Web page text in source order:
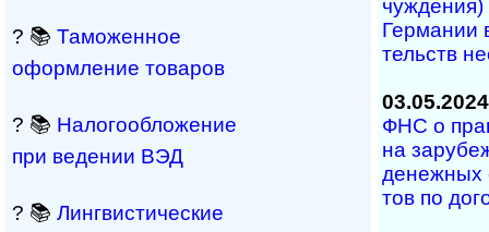
? 📚 Таможенное
оформление товаров
? 📚 Налогообложение
при ведении ВЭД
? 📚 Лингвистические
Гер­ма­нии
тельств
03.05.2024
ФНС о
на
де­не­ж­ных
тов по